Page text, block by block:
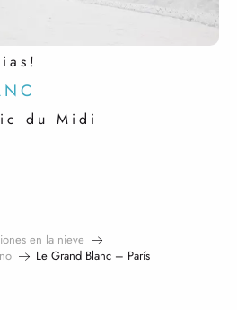
du Midi
en la nieve
Le Grand Blanc – París